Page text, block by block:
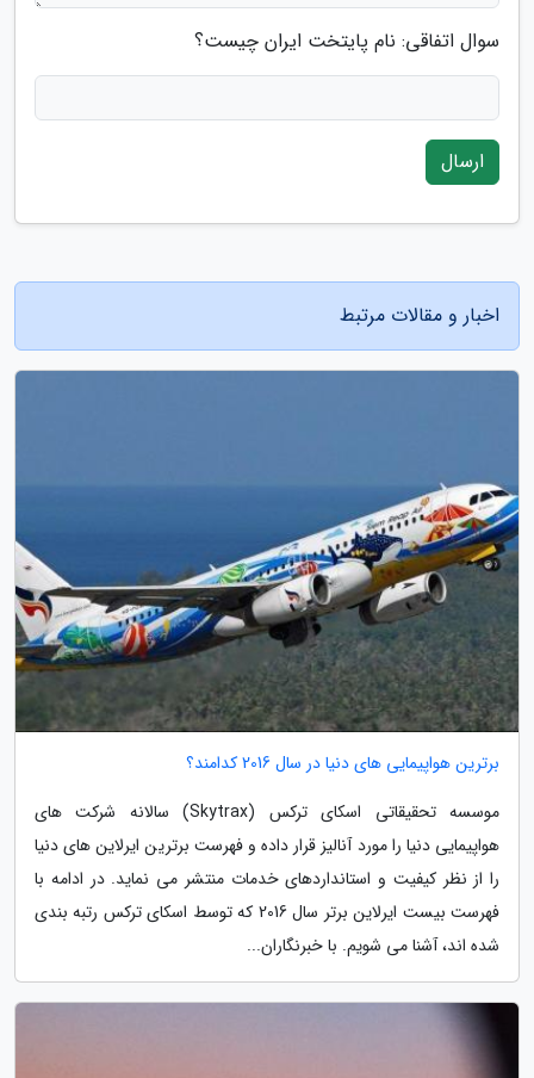
سوال اتفاقی: نام پایتخت ایران چیست؟
ارسال
اخبار و مقالات مرتبط
برترین هواپیمایی های دنیا در سال 2016 کدامند؟
موسسه تحقیقاتی اسکای ترکس (Skytrax) سالانه شرکت های
هواپیمایی دنیا را مورد آنالیز قرار داده و فهرست برترین ایرلاین های دنیا
را از نظر کیفیت و استانداردهای خدمات منتشر می نماید. در ادامه با
فهرست بیست ایرلاین برتر سال 2016 که توسط اسکای ترکس رتبه بندی
شده اند، آشنا می شویم. با خبرنگاران...